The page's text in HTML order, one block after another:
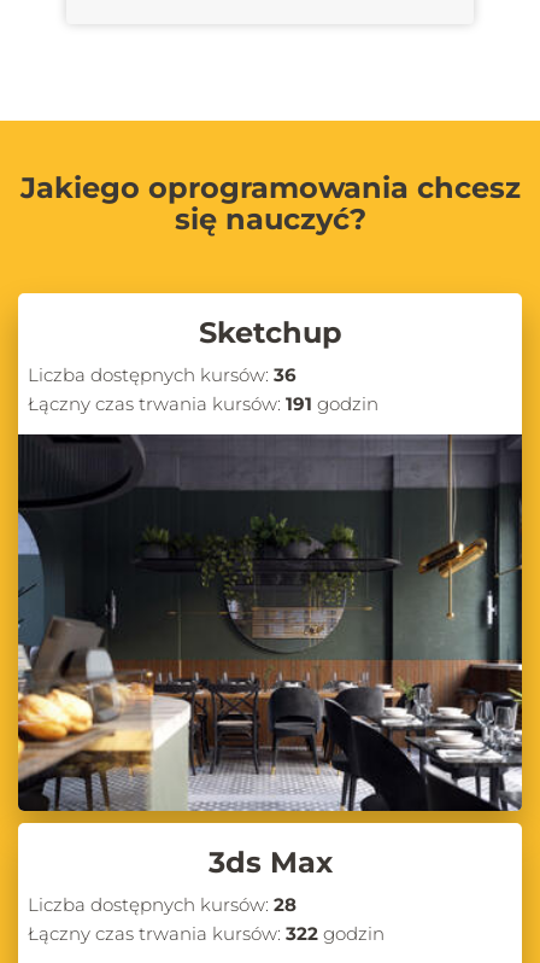
Jakiego oprogramowania chcesz
się nauczyć?
Sketchup
Liczba dostępnych kursów: 36
Łączny czas trwania kursów: 191 godzin
3ds Max
Liczba dostępnych kursów: 28
Łączny czas trwania kursów: 322 godzin